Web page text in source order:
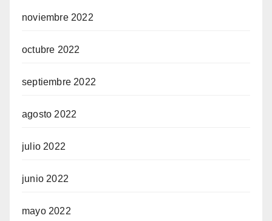
noviembre 2022
octubre 2022
septiembre 2022
agosto 2022
julio 2022
junio 2022
mayo 2022